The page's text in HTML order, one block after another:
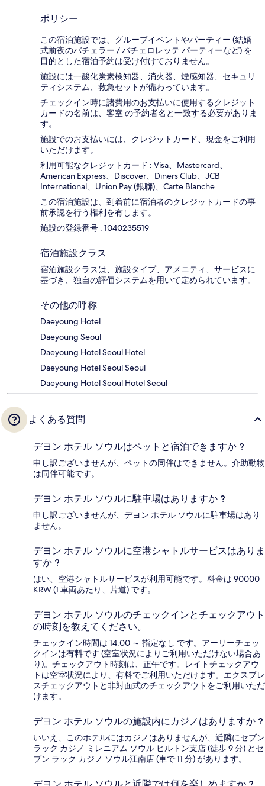
ポリシー
この宿泊施設では、グループイベントやパーティー (結婚
式前夜のバチェラー / バチェロレッテ パーティーなど) を
目的とした宿泊予約は受け付けておりません。
施設には一酸化炭素検知器、消火器、煙感知器、セキュリ
ティシステム、救急セットが備わっています。
チェックイン時に諸費用のお支払いに使用するクレジット
カードの名前は、客室 の予約者名と一致する必要がありま
す。
施設でのお支払いには、クレジットカード、現金をご利用
いただけます。
利用可能なクレジットカード : Visa、Mastercard、
American Express、Discover、Diners Club、JCB
International、Union Pay (銀聯)、Carte Blanche
この宿泊施設は、到着前に宿泊者のクレジットカードの事
前承認を行う権利を有します。
施設の登録番号 : 1040235519
宿泊施設クラス
宿泊施設クラスは、施設タイプ、アメニティ、サービスに
基づき、独自の評価システムを用いて定められています。
その他の呼称
Daeyoung Hotel
Daeyoung Seoul
Daeyoung Hotel Seoul Hotel
Daeyoung Hotel Seoul Seoul
Daeyoung Hotel Seoul Hotel Seoul
よくある質問
デヨン ホテル ソウルはペットと宿泊できますか ?
申し訳ございませんが、ペットの同伴はできません。介助動物
は同伴可能です。
デヨン ホテル ソウルに駐車場はありますか ?
申し訳ございませんが、デヨン ホテル ソウルに駐車場はあり
ません。
デヨン ホテル ソウルに空港シャトルサービスはありま
すか ?
はい、空港シャトルサービスが利用可能です。料金は 90000
KRW (1 車両あたり、片道) です。
デヨン ホテル ソウルのチェックインとチェックアウト
の時刻を教えてください。
チェックイン時間は 14:00 ～ 指定なし です。アーリーチェッ
クインは有料です (空室状況によりご利用いただけない場合あ
り)。チェックアウト時刻は、正午です。レイトチェックアウ
トは空室状況により、有料でご利用いただけます。エクスプレ
スチェックアウトと非対面式のチェックアウトをご利用いただ
けます。
デヨン ホテル ソウルの施設内にカジノはありますか ?
いいえ、このホテルにはカジノはありませんが、近隣にセブン
ラック カジノ ミレニアム ソウル ヒルトン支店 (徒歩 9 分) とセ
ブン ラック カジノ ソウル江南店 (車で 11 分) があります。